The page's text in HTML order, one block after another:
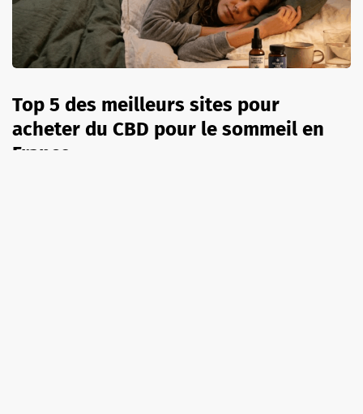
Top 5 des meilleurs sites pour
acheter du CBD pour le sommeil en
France